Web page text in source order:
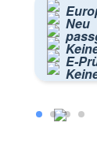
Neu
E-